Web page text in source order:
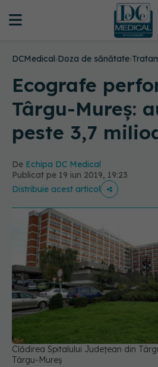
DCMedical›Doza de sănătate›
Ecografe
Târgu-Mureș:
peste 3,7
De Echipa DC Medical
Publicat pe 19 iun 2019, 19:23
Distribuie acest articol
Clădirea Spitalului Județean din
Târgu-Mureș